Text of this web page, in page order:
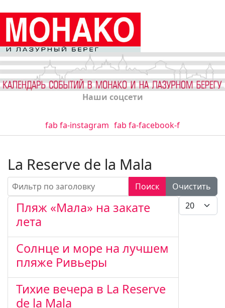
Наши соцсети
fab fa-instagram fab fa-facebook-f
La Reserve de la Mala
Фильтр по заголовку Поиск
Очистить
Кол-во
Пляж «Мала» на закате
лета
Солнце и море на лучшем
пляже Ривьеры
Тихие вечера в La Reserve
de la Mala